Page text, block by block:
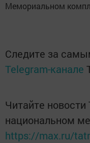
Мемориальном
Следите за
Telegram-канале
Читайте новости
национальном
https://max.ru/